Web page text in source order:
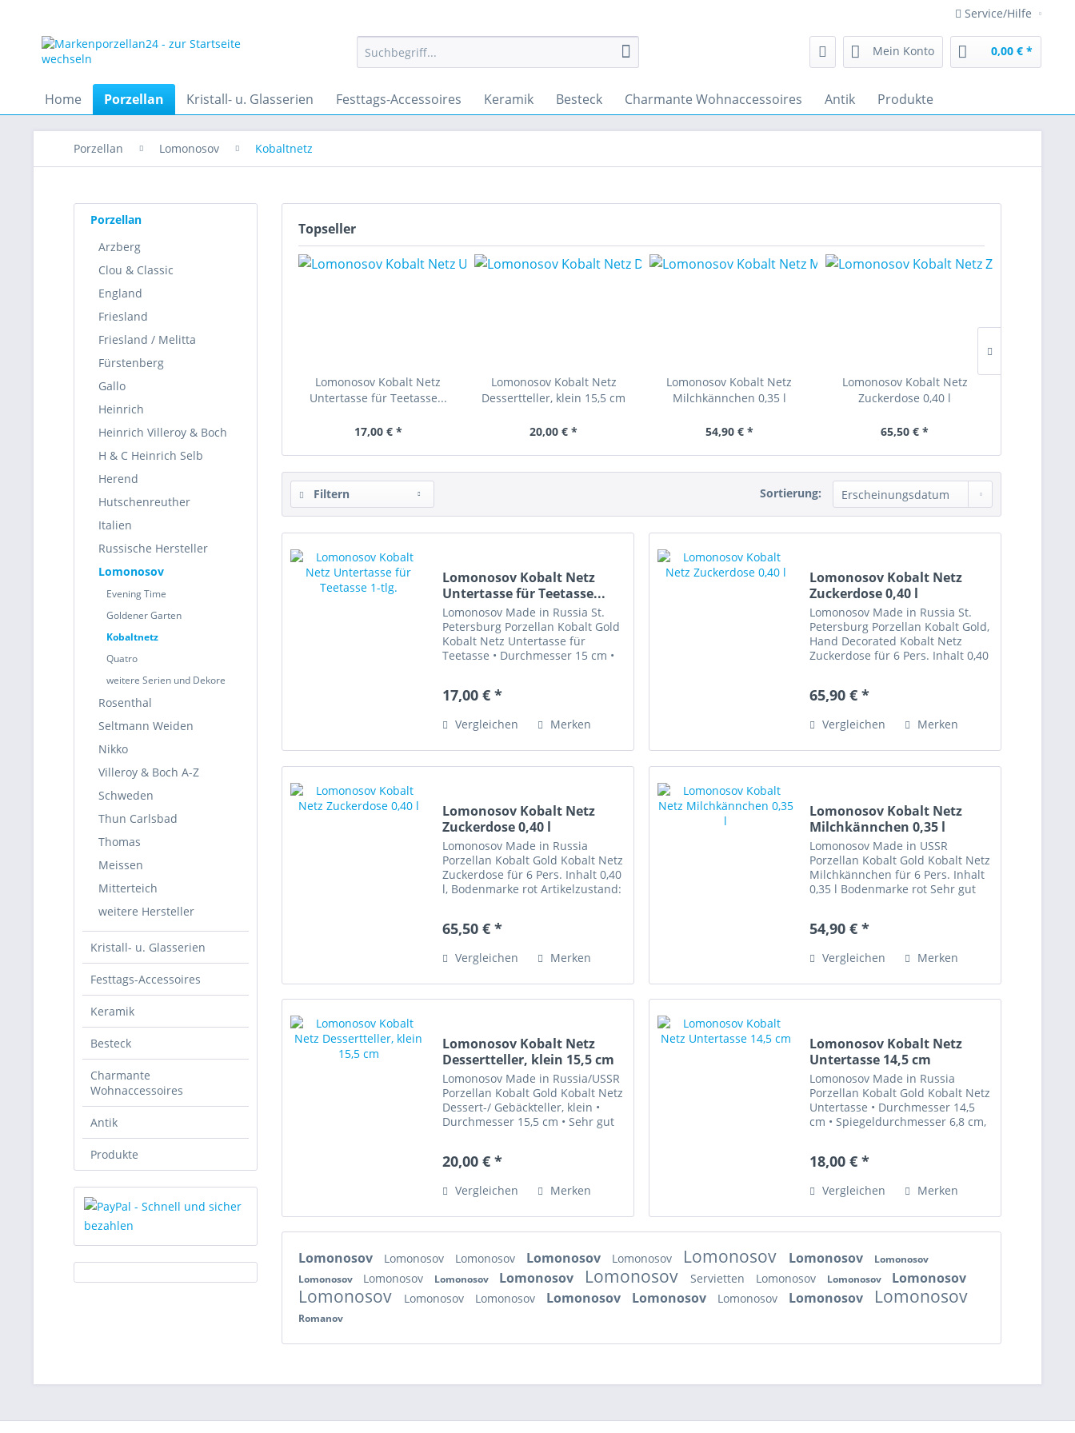
Service/Hilfe
Mein Konto 0,00 € *
Home Porzellan Kristall- u. Glasserien Festtags-Accessoires Keramik Besteck Charmante Wohnaccessoires Antik Produkte
Porzellan Lomonosov Kobaltnetz
Porzellan
Arzberg
Clou & Classic
England
Friesland
Friesland / Melitta
Fürstenberg
Gallo
Heinrich
Heinrich Villeroy & Boch
H & C Heinrich Selb
Herend
Hutschenreuther
Italien
Russische Hersteller
Lomonosov
Evening Time
Goldener Garten
Kobaltnetz
Quatro
weitere Serien und Dekore
Rosenthal
Seltmann Weiden
Nikko
Villeroy & Boch A-Z
Schweden
Thun Carlsbad
Thomas
Meissen
Mitterteich
weitere Hersteller
Kristall- u. Glasserien
Festtags-Accessoires
Keramik
Besteck
Charmante
Wohnaccessoires
Antik
Produkte
Topseller
Lomonosov Kobalt Netz
Untertasse für Teetasse...
17,00 € *
Lomonosov Kobalt Netz
Dessertteller, klein 15,5 cm
20,00 € *
Lomonosov Kobalt Netz
Milchkännchen 0,35 l
54,90 € *
Lomonosov Kobalt Netz
Zuckerdose 0,40 l
65,50 € *
Filtern Sortierung:
Lomonosov Kobalt Netz
Untertasse für Teetasse...
Lomonosov Made in Russia St.
Petersburg Porzellan Kobalt Gold
Kobalt Netz Untertasse für
Teetasse • Durchmesser 15 cm •
17,00 € *
Vergleichen Merken
Lomonosov Kobalt Netz
Zuckerdose 0,40 l
Lomonosov Made in Russia St.
Petersburg Porzellan Kobalt Gold,
Hand Decorated Kobalt Netz
Zuckerdose für 6 Pers. Inhalt 0,40
65,90 € *
Vergleichen Merken
Lomonosov Kobalt Netz
Zuckerdose 0,40 l
Lomonosov Made in Russia
Porzellan Kobalt Gold Kobalt Netz
Zuckerdose für 6 Pers. Inhalt 0,40
l, Bodenmarke rot Artikelzustand:
65,50 € *
Vergleichen Merken
Lomonosov Kobalt Netz
Milchkännchen 0,35 l
Lomonosov Made in USSR
Porzellan Kobalt Gold Kobalt Netz
Milchkännchen für 6 Pers. Inhalt
0,35 l Bodenmarke rot Sehr gut
Kaufpreis enthaltene
54,90 € *
Vergleichen Merken
Lomonosov Kobalt Netz
Dessertteller, klein 15,5 cm
Lomonosov Made in Russia/USSR
Porzellan Kobalt Gold Kobalt Netz
Dessert-/ Gebäckteller, klein •
Durchmesser 15,5 cm • Sehr gut
Kaufpreis enthaltene
20,00 € *
Vergleichen Merken
Lomonosov Kobalt Netz
Untertasse 14,5 cm
Lomonosov Made in Russia
Porzellan Kobalt Gold Kobalt Netz
Untertasse • Durchmesser 14,5
cm • Spiegeldurchmesser 6,8 cm,
der Differenzbesteuerung. Die im
18,00 € *
Vergleichen Merken
Lomonosov Lomonosov Lomonosov Lomonosov Lomonosov Lomonosov Lomonosov
Lomonosov
Lomonosov
Lomonosov Lomonosov Lomonosov Lomonosov Servietten Lomonosov Lomonosov Lomonosov
Lomonosov Lomonosov Lomonosov Lomonosov Lomonosov Lomonosov Lomonosov Lomonosov
Romanov